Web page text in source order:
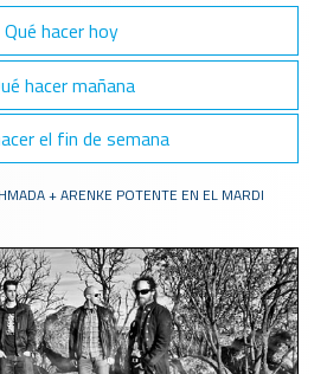
Qué hacer hoy
hacer mañana
el fin de semana
+ ARENKE POTENTE EN EL MARDI